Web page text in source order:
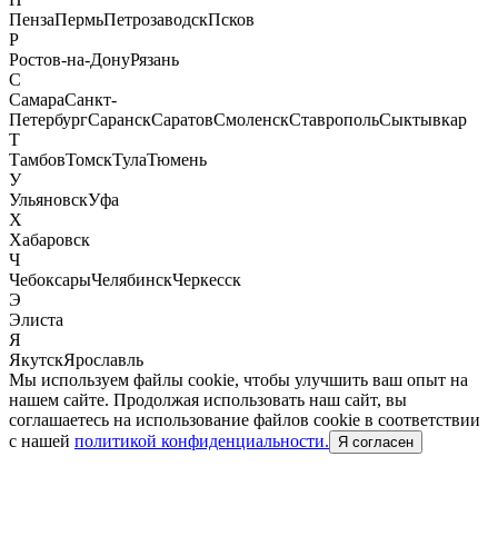
ПензаПермьПетрозаводскПсков
Р
Ростов-на-ДонуРязань
С
СамараСанкт-
ПетербургСаранскСаратовСмоленскСтавропольСыктывкар
Т
ТамбовТомскТулаТюмень
У
УльяновскУфа
Х
Хабаровск
Ч
ЧебоксарыЧелябинскЧеркесск
Э
Элиста
Я
ЯкутскЯрославль
Мы используем файлы cookie, чтобы улучшить ваш опыт на
нашем сайте. Продолжая использовать наш сайт, вы
соглашаетесь на использование файлов cookie в соответствии
с нашей политикой конфиденциальности. Я согласен